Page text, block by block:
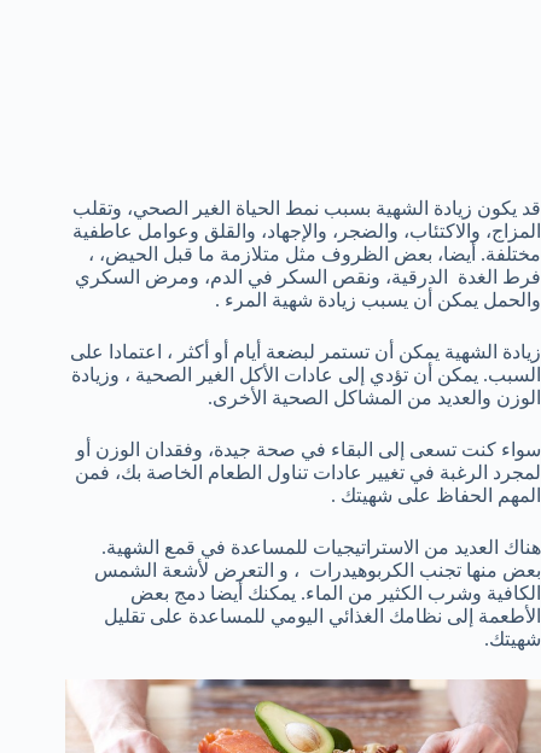
قد يكون زيادة الشهية بسبب نمط الحياة الغير الصحي، وتقلب
المزاج، والاكتئاب، والضجر، والإجهاد، والقلق وعوامل عاطفية
مختلفة. أيضا، بعض الظروف مثل متلازمة ما قبل الحيض، ،
فرط الغدة الدرقية، ونقص السكر في الدم، ومرض السكري
والحمل يمكن أن يسبب زيادة شهية المرء .
زيادة الشهية يمكن أن تستمر لبضعة أيام أو أكثر ، اعتمادا على
السبب. يمكن أن تؤدي إلى عادات الأكل الغير الصحية ، وزيادة
الوزن والعديد من المشاكل الصحية الأخرى.
سواء كنت تسعى إلى البقاء في صحة جيدة، وفقدان الوزن أو
لمجرد الرغبة في تغيير عادات تناول الطعام الخاصة بك، فمن
المهم الحفاظ على شهيتك .
هناك العديد من الاستراتيجيات للمساعدة في قمع الشهية.
بعض منها تجنب الكربوهيدرات ، و التعرض لأشعة الشمس
الكافية وشرب الكثير من الماء. يمكنك أيضا دمج بعض
الأطعمة إلى نظامك الغذائي اليومي للمساعدة على تقليل
شهيتك.